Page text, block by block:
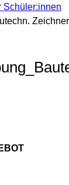
Schüler:innen
Zeichner